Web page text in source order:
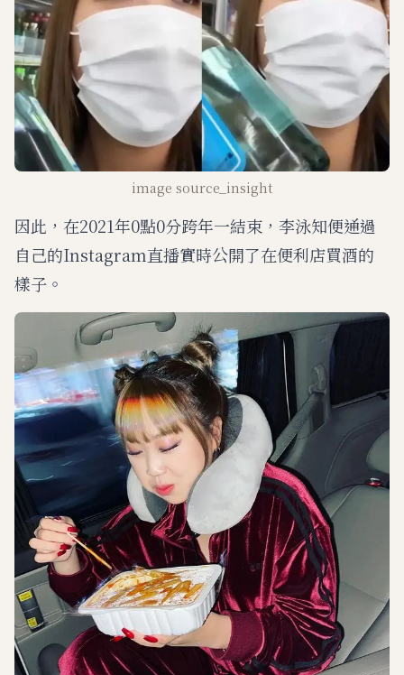
image source_insight
因此，在2021年0點0分跨年一結束，李泳知便通過
自己的Instagram直播實時公開了在便利店買酒的
樣子。